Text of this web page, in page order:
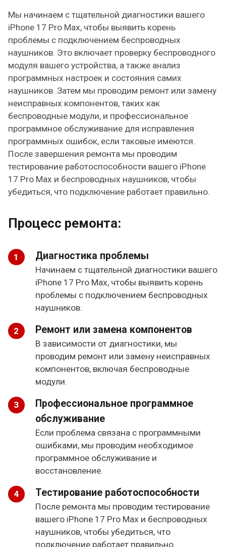
Мы начинаем с тщательной диагностики вашего
iPhone 17 Pro Max, чтобы выявить корень
проблемы с подключением беспроводных
наушников. Это включает проверку беспроводного
модуля вашего устройства, а также анализ
программных настроек и состояния самих
наушников. Затем мы проводим ремонт или замену
неисправных компонентов, таких как
беспроводные модули, и профессиональное
программное обслуживание для исправления
программных ошибок, если таковые имеются.
После завершения ремонта мы проводим
тестирование работоспособности вашего iPhone
17 Pro Max и беспроводных наушников, чтобы
убедиться, что подключение работает правильно.
Процесс ремонта:
Диагностика проблемы
Начинаем с тщательной диагностики вашего
iPhone 17 Pro Max, чтобы выявить корень
проблемы с подключением беспроводных
наушников.
Ремонт или замена компонентов
В зависимости от диагностики, мы
проводим ремонт или замену неисправных
компонентов, включая беспроводные
модули.
Профессиональное программное
обслуживание
Если проблема связана с программными
ошибками, мы проводим необходимое
программное обслуживание и
восстановление.
Тестирование работоспособности
После ремонта мы проводим тестирование
вашего iPhone 17 Pro Max и беспроводных
наушников, чтобы убедиться, что
подключение работает правильно.